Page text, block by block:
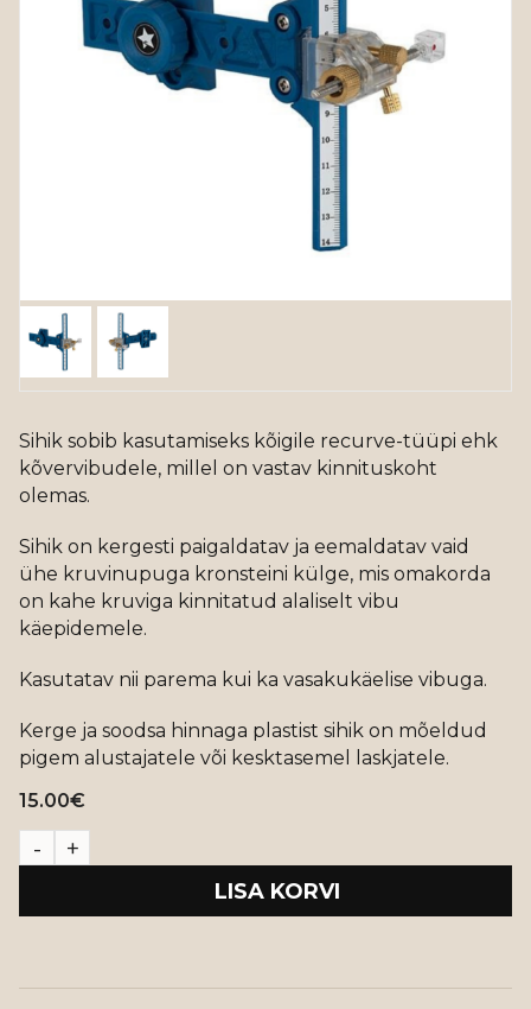
Sihik sobib kasutamiseks kõigile recurve-tüüpi ehk
kõvervibudele, millel on vastav kinnituskoht
olemas.
Sihik on kergesti paigaldatav ja eemaldatav vaid
ühe kruvinupuga kronsteini külge, mis omakorda
on kahe kruviga kinnitatud alaliselt vibu
käepidemele.
Kasutatav nii parema kui ka vasakukäelise vibuga.
Kerge ja soodsa hinnaga plastist sihik on mõeldud
pigem alustajatele või kesktasemel laskjatele.
15.00€
LISA KORVI